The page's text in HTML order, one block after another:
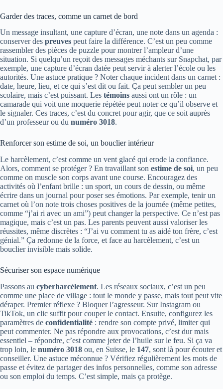
Garder des traces, comme un carnet de bord
Un message insultant, une capture d’écran, une note dans un agenda :
conserver des preuves peut faire la différence. C’est un peu comme
rassembler des pièces de puzzle pour montrer l’ampleur d’une
situation. Si quelqu’un reçoit des messages méchants sur Snapchat, par
exemple, une capture d’écran datée peut servir à alerter l’école ou les
autorités. Une astuce pratique ? Noter chaque incident dans un carnet :
date, heure, lieu, et ce qui s’est dit ou fait. Ça peut sembler un peu
scolaire, mais c’est puissant. Les témoins aussi ont un rôle : un
camarade qui voit une moquerie répétée peut noter ce qu’il observe et
le signaler. Ces traces, c’est du concret pour agir, que ce soit auprès
d’un professeur ou du numéro 3018.
Renforcer son estime de soi, un bouclier intérieur
Le harcèlement, c’est comme un vent glacé qui erode la confiance.
Alors, comment se protéger ? En travaillant son estime de soi, un peu
comme on muscle son corps avant une course. Encouragez des
activités où l’enfant brille : un sport, un cours de dessin, ou même
écrire dans un journal pour poser ses émotions. Par exemple, tenir un
carnet où l’on note trois choses positives de la journée (même petites,
comme “j’ai ri avec un ami”) peut changer la perspective. Ce n’est pas
magique, mais c’est un pas. Les parents peuvent aussi valoriser les
réussites, même discrètes : “J’ai vu comment tu as aidé ton frère, c’est
génial.” Ça redonne de la force, et face au harcèlement, c’est un
bouclier invisible mais solide.
Sécuriser son espace numérique
Passons au cyberharcèlement. Les réseaux sociaux, c’est un peu
comme une place de village : tout le monde y passe, mais tout peut vite
déraper. Premier réflexe ? Bloquer l’agresseur. Sur Instagram ou
TikTok, un clic suffit pour couper le contact. Ensuite, configurez les
paramètres de confidentialité : rendre son compte privé, limiter qui
peut commenter. Ne pas répondre aux provocations, c’est dur mais
essentiel – répondre, c’est comme jeter de l’huile sur le feu. Si ça va
trop loin, le numéro 3018 ou, en Suisse, le 147, sont là pour écouter et
conseiller. Une astuce méconnue ? Vérifiez régulièrement les mots de
passe et évitez de partager des infos personnelles, comme son adresse
ou son emploi du temps. C’est simple, mais ça protège.